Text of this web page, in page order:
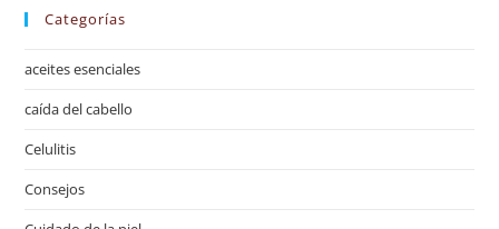
Categorías
aceites esenciales
caída del cabello
Celulitis
Consejos